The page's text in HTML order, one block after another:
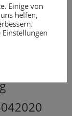
Einige von
helfen,